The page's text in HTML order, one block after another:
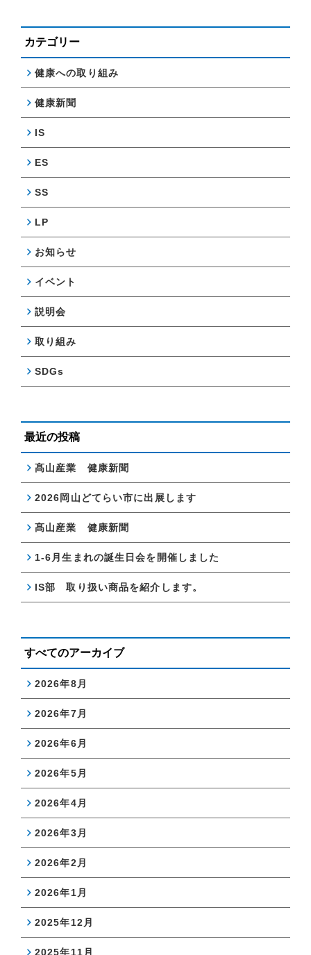
カテゴリー
健康への取り組み
健康新聞
IS
ES
SS
LP
お知らせ
イベント
説明会
取り組み
SDGs
最近の投稿
髙山産業 健康新聞
2026岡山どてらい市に出展します
髙山産業 健康新聞
1-6月生まれの誕生日会を開催しました
IS部 取り扱い商品を紹介します。
すべてのアーカイブ
2026年8月
2026年7月
2026年6月
2026年5月
2026年4月
2026年3月
2026年2月
2026年1月
2025年12月
2025年11月